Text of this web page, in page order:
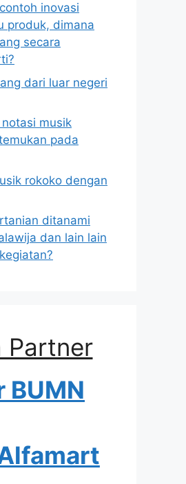
inovasi
produk, dimana
secara
dari luar negeri
musik
pada
rokoko dengan
ditanami
dan lain lain
Partner
BUMN